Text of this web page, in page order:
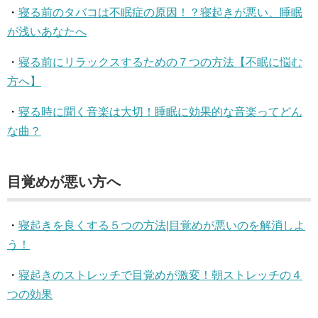
・ 寝る前のタバコは不眠症の原因！？寝起きが悪い、睡眠
が浅いあなたへ
・ 寝る前にリラックスするための７つの方法【不眠に悩む
方へ】
・ 寝る時に聞く音楽は大切！睡眠に効果的な音楽ってどん
な曲？
目覚めが悪い方へ
・ 寝起きを良くする５つの方法|目覚めが悪いのを解消しよ
う！
・ 寝起きのストレッチで目覚めが激変！朝ストレッチの４
つの効果